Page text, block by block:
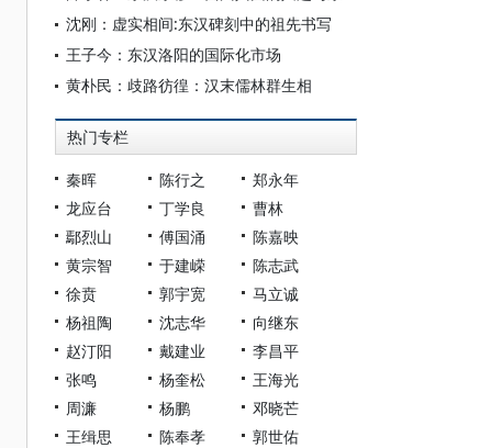
沈刚：虚实相间:东汉碑刻中的祖先书写
王子今：东汉洛阳的国际化市场
黄朴民：歧路彷徨：汉末儒林群生相
热门专栏
秦晖 陈行之
郑永年
龙应台
丁学良
曹林
鄢烈山
傅国涌
陈嘉映
黄宗智
于建嵘
陈志武
徐贲
郭宇宽
马立诚
杨祖陶
沈志华
向继东
赵汀阳
戴建业
李昌平
张鸣
杨奎松
王海光
周濂
杨鹏
邓晓芒
王缉思
陈奉孝
郭世佑